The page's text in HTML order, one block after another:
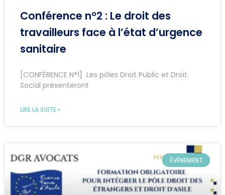
Conférence n°2 : Le droit des
travailleurs face à l’état d’urgence
sanitaire
[CONFÉRENCE N°1] Les pôles Droit Public et Droit
Social présenteront
LIRE LA SUITE »
ÉVÉNEMENT